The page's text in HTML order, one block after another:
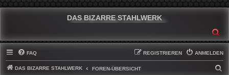
DAS BIZARRE STAHLWERK
FAQ ANMELDEN
REGISTRIEREN
DAS BIZARRE STAHLWERK FOREN-ÜBERSICHT